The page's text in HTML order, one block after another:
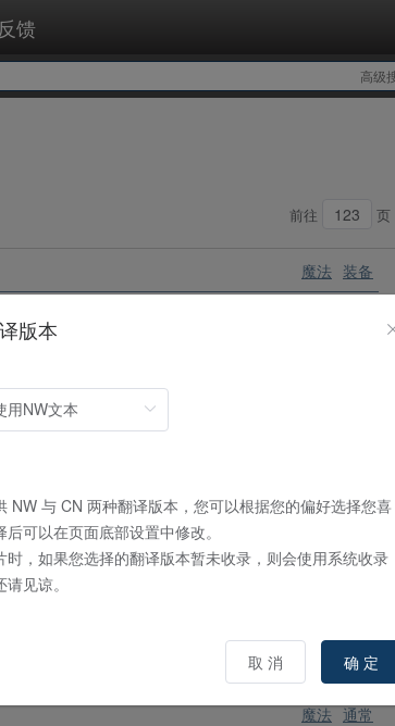
反馈
高级
前往 页
魔法 装备
表示怪兽（天界战士族·战士族·天使族）。
动。
1张加入手牌。那之后，剩下的卡按照喜欢的顺序返
会受到效果伤害。
魔法 通常
侧表示特殊召唤到自己的场上。
魔法 通常
版本
NW 与 CN 两种翻译版本，您可以根据您的偏好选择您喜
可以在页面底部设置中修改。
时，如果您选择的翻译版本暂未收录，则会使用系统收录
见谅。
取 消 确 定